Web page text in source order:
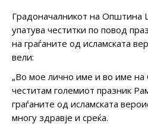
Градоначалникот на Општина
упатува честитки по повод
на граѓаните од исламската
вели:
„Во мое лично име и во име
честитам големиот празник
граѓаните од исламската
многу здравје и среќа.